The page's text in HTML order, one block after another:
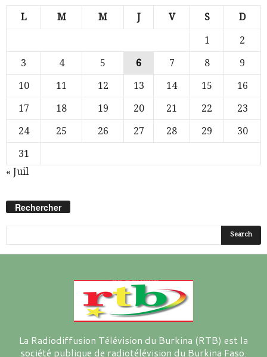
L M M J V S D
1
2
3
4 5 6 7 8
9
10
11 12 13 14 15
16
17
18 19 20 21 22
23
24
25 26 27 28 29
30
31
« Juil
Rechercher
La Radiodiffusion Télévision du Burkina (RTB) est la
société publique de radiotélévision du Burkina Faso.